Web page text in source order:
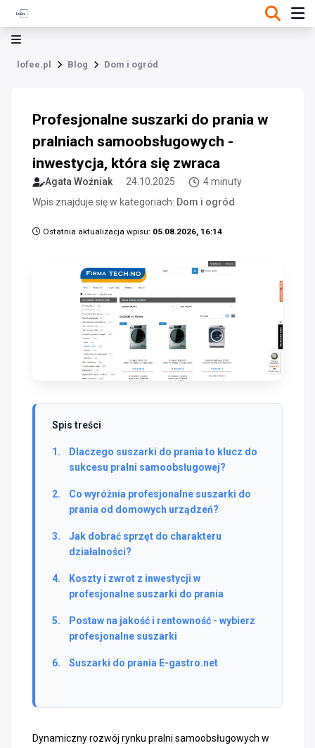
lofee.pl Blog Dom i ogród
Profesjonalne suszarki do prania w
pralniach samoobsługowych -
inwestycja, która się zwraca
Agata Woźniak 24.10.2025
4 minuty
Wpis znajduje się w kategoriach: Dom i ogród
Ostatnia aktualizacja wpisu: 05.08.2026, 16:14
Spis treści
Dlaczego suszarki do prania to klucz do
sukcesu pralni samoobsługowej?
Co wyróżnia profesjonalne suszarki do
prania od domowych urządzeń?
Jak dobrać sprzęt do charakteru
działalności?
Koszty i zwrot z inwestycji w
profesjonalne suszarki do prania
Postaw na jakość i rentowność - wybierz
profesjonalne suszarki
Suszarki do prania E-gastro.net
Dynamiczny rozwój rynku pralni samoobsługowych w